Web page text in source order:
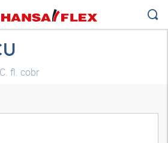
fl. cobr